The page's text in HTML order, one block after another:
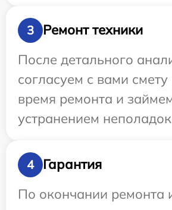
3
Ремонт техники
После детального
согласуем с вами смету
время ремонта и
устранением
4
Гарантия
По окончании ремонта